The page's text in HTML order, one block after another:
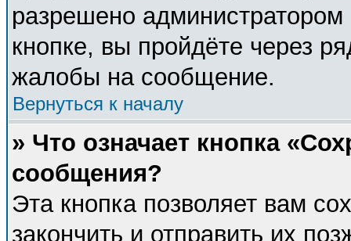
разрешено
кнопке, вы пройдёте через
жалобы на сообщение.
Вернуться к началу
» Что означает кнопка
сообщения?
Эта кнопка позволяет вам
закончить и отправить их